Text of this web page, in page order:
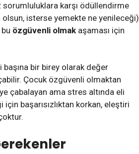
sorumluluklara karşı ödüllendirme
olsun, isterse yemekte ne yenileceği)
özgüvenli olmak aşaması için
bir birey olarak değer
Çocuk özgüvenli olmaktan
çabalayan ama stres altında eli
başarısızlıktan korkan, eleştiri